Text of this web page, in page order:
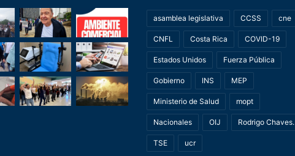
asamblea legislativa CCSS cne
CNFL Costa Rica COVID-19
Estados Unidos Fuerza Pública
Gobierno INS MEP
Ministerio de Salud mopt
Nacionales OIJ Rodrigo Chaves.
TSE ucr